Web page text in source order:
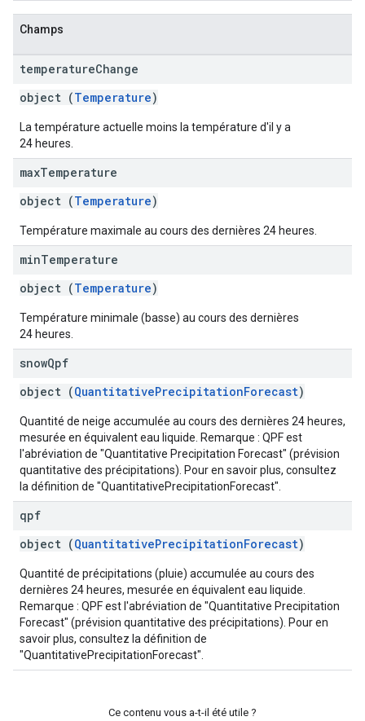
Champs
temperatureChange
object (Temperature)
La température actuelle moins la température d'il y a
24 heures.
maxTemperature
object (Temperature)
Température maximale au cours des dernières 24 heures.
minTemperature
object (Temperature)
Température minimale (basse) au cours des dernières
24 heures.
snowQpf
object (QuantitativePrecipitationForecast)
Quantité de neige accumulée au cours des dernières 24 heures,
mesurée en équivalent eau liquide. Remarque : QPF est
l'abréviation de "Quantitative Precipitation Forecast" (prévision
quantitative des précipitations). Pour en savoir plus, consultez
la définition de "QuantitativePrecipitationForecast".
qpf
object (QuantitativePrecipitationForecast)
Quantité de précipitations (pluie) accumulée au cours des
dernières 24 heures, mesurée en équivalent eau liquide.
Remarque : QPF est l'abréviation de "Quantitative Precipitation
Forecast" (prévision quantitative des précipitations). Pour en
savoir plus, consultez la définition de
"QuantitativePrecipitationForecast".
Ce contenu vous a-t-il été utile ?